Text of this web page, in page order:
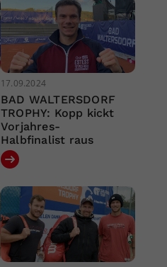
17.09.2024
BAD WALTERSDORF
TROPHY: Kopp kickt
Vorjahres-
Halbfinalist raus